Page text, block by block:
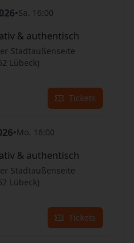
•Sa. 16:00
& authentisch
Stadtaußenseite
Lübeck)
Tickets
•Mo. 16:00
& authentisch
Stadtaußenseite
Lübeck)
Tickets